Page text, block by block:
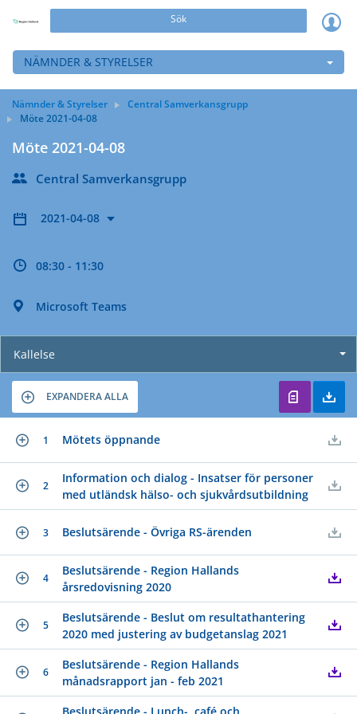
Sök
NÄMNDER & STYRELSER
Nämnder & Styrelser
Central Samverkansgrupp
Möte 2021-04-08
Möte 2021-04-08
Central Samverkansgrupp
2021-04-08
08:30 - 11:30
Microsoft Teams
Kallelse
EXPANDERA ALLA
1 Mötets öppnande
2
Information och dialog - Insatser för personer
med utländsk hälso- och sjukvårdsutbildning
3 Beslutsärende - Övriga RS-ärenden
4
Beslutsärende - Region Hallands
årsredovisning 2020
5
Beslutsärende - Beslut om resultathantering
2020 med justering av budgetanslag 2021
6
Beslutsärende - Region Hallands
månadsrapport jan - feb 2021
Beslutsärende - Lunch-, café och